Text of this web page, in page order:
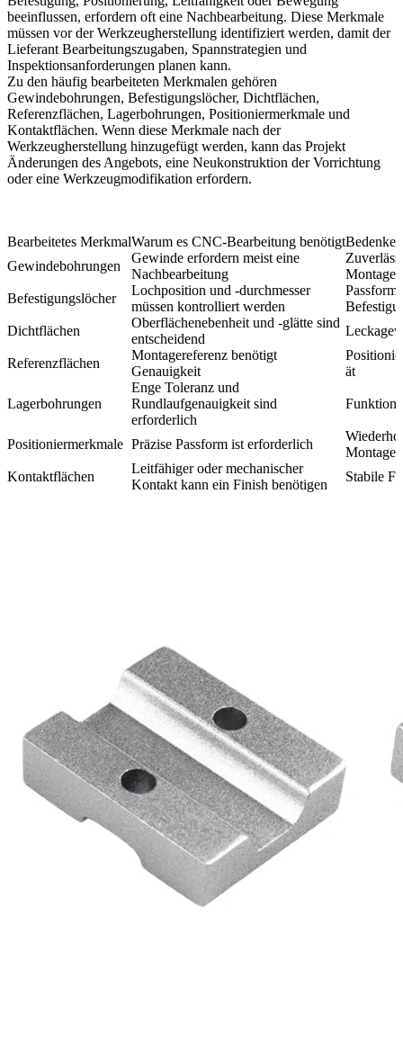
beeinflussen, erfordern oft eine Nachbearbeitung. Diese Merkmale
müssen vor der Werkzeugherstellung identifiziert werden, damit der
Lieferant Bearbeitungszugaben, Spannstrategien und
Inspektionsanforderungen planen kann.
Zu den häufig bearbeiteten Merkmalen gehören
Gewindebohrungen, Befestigungslöcher, Dichtflächen,
Referenzflächen, Lagerbohrungen, Positioniermerkmale und
Kontaktflächen. Wenn diese Merkmale nach der
Werkzeugherstellung hinzugefügt werden, kann das Projekt
Änderungen des Angebots, eine Neukonstruktion der Vorrichtung
oder eine Werkzeugmodifikation erfordern.
Bearbeitetes MerkmalWarum es CNC-Bearbeitung benötigt
Gewindebohrungen
Gewinde erfordern meist eine
Nachbearbeitung
Montage
Befestigungslöcher
Lochposition und -durchmesser
müssen kontrolliert werden
Passform
Dichtflächen
Oberflächenebenheit und -glätte sind
entscheidend
Referenzflächen
Montagereferenz benötigt
Genauigkeit
ät
Lagerbohrungen
Enge Toleranz und
Rundlaufgenauigkeit sind
erforderlich
Positioniermerkmale Präzise Passform ist erforderlich
Montage
Kontaktflächen
Leitfähiger oder mechanischer
Kontakt kann ein Finish benötigen
Stabile